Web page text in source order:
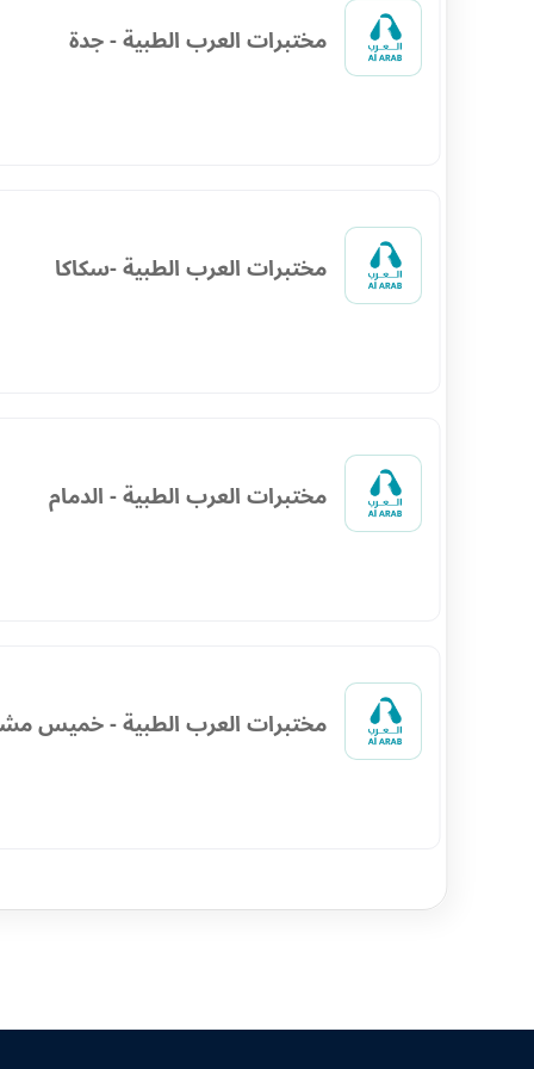
مختبرات العرب الطبية - جدة
مختبرات العرب الطبية -سكاكا
مختبرات العرب الطبية - الدمام
مختبرات العرب الطبية - خميس